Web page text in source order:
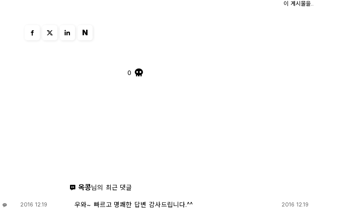
이 게시물을..
N
0
2016 12.19
옥콩님의 최근 댓글
우와~ 빠르고 명쾌한 답변 감사드립니다.^^ 2016 12.19